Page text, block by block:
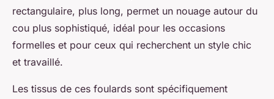
rectangulaire, plus long, permet un nouage autour du
cou plus sophistiqué, idéal pour les occasions
formelles et pour ceux qui recherchent un style chic
et travaillé.
Les tissus de ces foulards sont spécifiquement